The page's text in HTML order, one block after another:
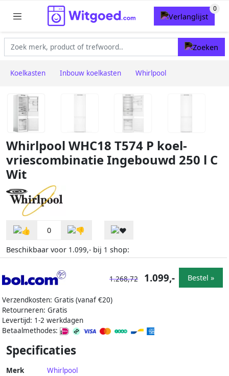
Koelkasten Inbouw koelkasten Whirlpool
Whirlpool WHC18 T574 P koel-
vriescombinatie Ingebouwd 250 l C
Wit
0
Beschikbaar voor 1.099,- bij 1 shop:
Verzendkosten: Gratis (vanaf €20)
Retourneren: Gratis
Levertijd: 1-2 werkdagen
Betaalmethodes:
1.268,72 1.099,- Bestel »
Specificaties
Merk Whirlpool